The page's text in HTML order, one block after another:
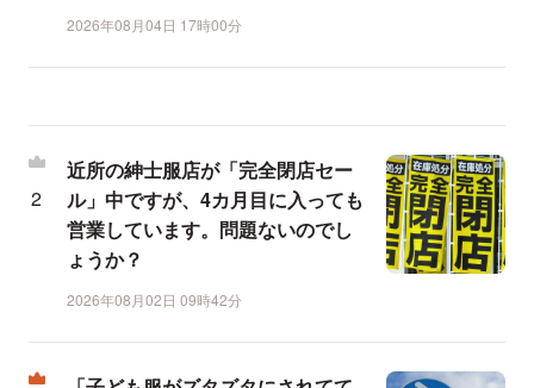
2026年08月04日 17時00分
近所の紳士服店が「完全閉店セー
ル」中ですが、4カ月目に入っても
営業しています。問題ないのでし
ょうか？
2026年08月02日 09時42分